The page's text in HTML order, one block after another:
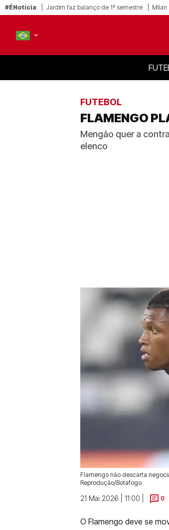
#ÉNotícia Jardim faz balanço de 1º semestre Milan
FUTEBOL
FLAMENGO
Mengão quer a
elenco
Flamengo não descarta
Reprodução/Botafogo
21 Mai 2026 | 11:00 | 0
O Flamengo deve se